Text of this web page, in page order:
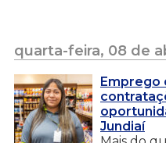
quarta-feira, 08 de
Emprego
Jundiaí